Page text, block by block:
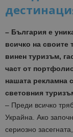
– България е
всичко на своите
винен туризъм,
част от
нашата рекламна
световния
– Преди всичко
Украйна. Ако
сериозно